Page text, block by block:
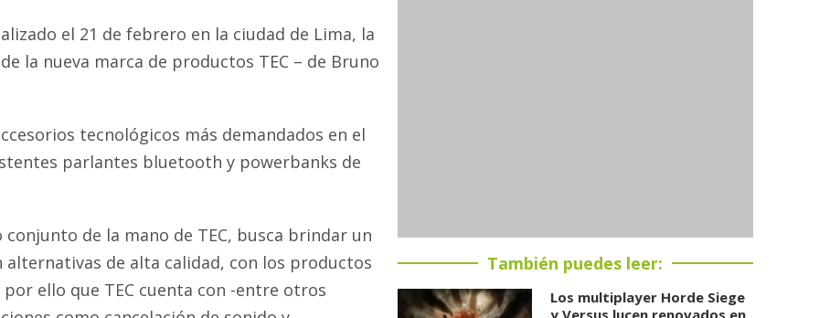
el 21 de febrero en la ciudad de Lima, la
la nueva marca de productos TEC – de Bruno
tecnológicos más demandados en el
parlantes bluetooth y powerbanks de
de la mano de TEC, busca brindar un
de alta calidad, con los productos
por ello que TEC cuenta con -entre otros
También puedes leer:
Los multiplayer Horde Siege
y Versus lucen renovados en